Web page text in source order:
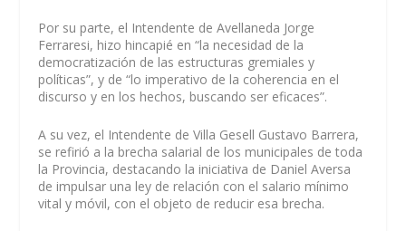
Por su parte, el Intendente de Avellaneda Jorge
Ferraresi, hizo hincapié en “la necesidad de la
democratización de las estructuras gremiales y
políticas”, y de “lo imperativo de la coherencia en el
discurso y en los hechos, buscando ser eficaces”.
A su vez, el Intendente de Villa Gesell Gustavo Barrera,
se refirió a la brecha salarial de los municipales de toda
la Provincia, destacando la iniciativa de Daniel Aversa
de impulsar una ley de relación con el salario mínimo
vital y móvil, con el objeto de reducir esa brecha.